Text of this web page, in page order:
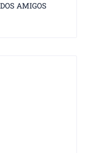
AMIGOS